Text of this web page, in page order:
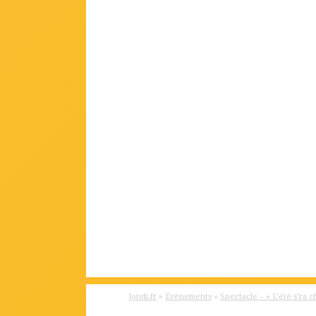
Jondi.fr » Évènements » Spectacle – « L’été s’ra